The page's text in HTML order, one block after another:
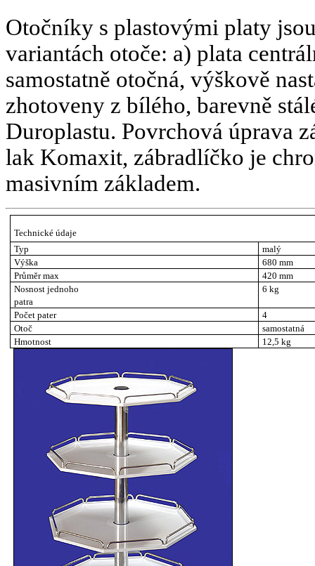
Otočníky s plastovými platy
variantách otoče: a) plata
samostatně otočná, výškově
zhotoveny z bílého, barevně
Duroplastu. Povrchová úprava
lak Komaxit, zábradlíčko je
masivním základem.
Technické údaje
Typ
malý
Výška
680 mm
Průměr max
420 mm
Nosnost jednoho
patra
6 kg
Počet pater
4
Otoč
samostatná
Hmotnost
12,5 kg